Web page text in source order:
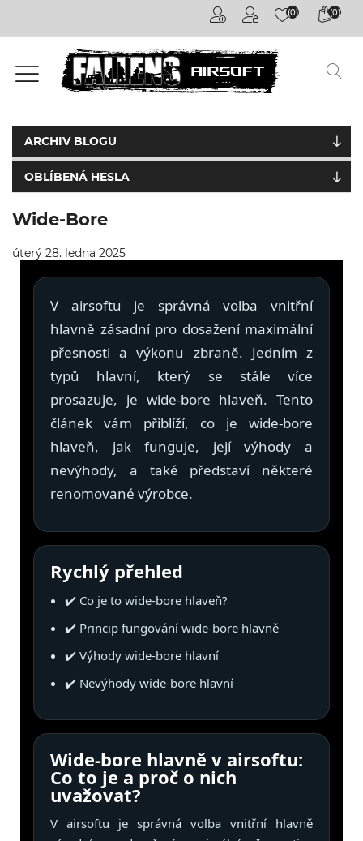
(0) (0)
Airsoftové
kuličky
6mm
Airsoftové
zbraně
Výstroj
a
oblečení
Granáty /
Plyny a
příslušenství
Outdoorová
& Taktická
ARCHIV BLOGU
OBLÍBENÁ HESLA
Wide-Bore
úterý 28. ledna 2025
V airsoftu je správná volba vnitřní
hlavně zásadní pro dosažení maximální
přesnosti a výkonu zbraně. Jedním z
typů hlavní, který se stále více
prosazuje, je wide-bore hlaveň. Tento
článek vám přiblíží, co je wide-bore
hlaveň, jak funguje, její výhody a
nevýhody, a také představí některé
renomované výrobce.
Rychlý přehled
✔️ Co je to wide-bore hlaveň?
✔️ Princip fungování wide-bore hlavně
✔️ Výhody wide-bore hlavní
✔️ Nevýhody wide-bore hlavní
Wide-bore hlavně v airsoftu:
Co to je a proč o nich
uvažovat?
V airsoftu je správná volba vnitřní hlavně